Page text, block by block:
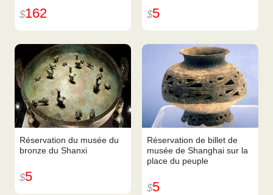
$162 $5
Réservation du musée du
bronze du Shanxi
$5
Réservation de billet de
musée de Shanghai sur la
place du peuple
$5